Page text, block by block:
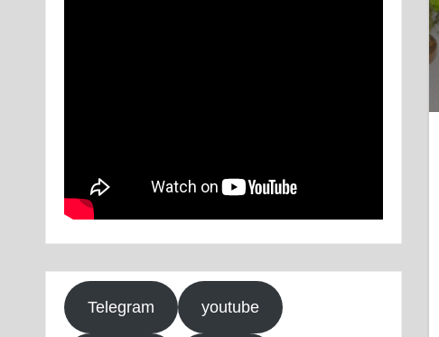
Telegram youtube